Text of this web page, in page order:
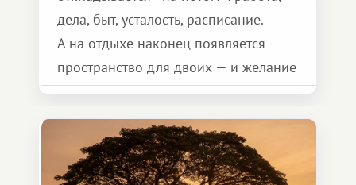
дела, быт, усталость, расписание.
А на отдыхе наконец появляется
пространство для двоих — и желание
сделать для близкого человека что-то
особенное. Не обязательно
масштабное, но тёплое
и запоминающееся :)